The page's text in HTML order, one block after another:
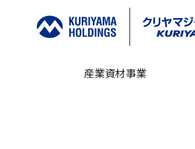
産業資材事業